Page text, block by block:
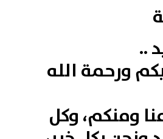
..
ورحمة الله
ومنكم، وكل